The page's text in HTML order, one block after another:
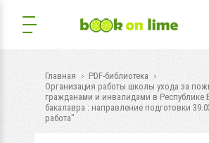
Главная
PDF-библиотека
Организация работы школы ухода за
гражданами и инвалидами в Республике
бакалавра : направление подготовки
работа"